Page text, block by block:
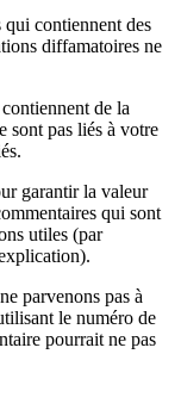
qui contiennent des
diffamatoires ne
de la
sont pas liés à votre
garantir la valeur
qui sont
utiles (par
parvenons pas à
le numéro de
pourrait ne pas